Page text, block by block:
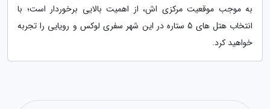
به موجب موقعیت مرکزی اش، از اهمیت بالایی برخوردار است؛ با
انتخاب هتل های 5 ستاره در این شهر سفری لوکس و رویایی را تجربه
خواهید کرد.